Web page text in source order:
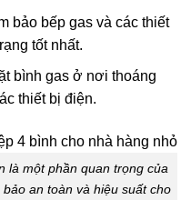
bảo bếp gas và các thiết
tốt nhất.
bình gas ở nơi thoáng
thiết bị điện.
là một phần quan trọng của
an toàn và hiệu suất cho